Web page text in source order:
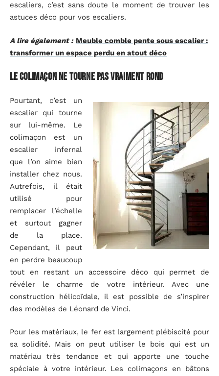
escaliers, c’est sans doute le moment de trouver les
astuces déco pour vos escaliers.
A lire également : Meuble comble pente sous escalier :
transformer un espace perdu en atout déco
Le colimaçon ne tourne pas vraiment rond
Pourtant, c’est un
escalier qui tourne
sur lui-même. Le
colimaçon est un
escalier infernal
que l’on aime bien
installer chez nous.
Autrefois, il était
utilisé pour
remplacer l’échelle
et surtout gagner
de la place.
Cependant, il peut
en perdre beaucoup
tout en restant un accessoire déco qui permet de
révéler le charme de votre intérieur. Avec une
construction hélicoïdale, il est possible de s’inspirer
des modèles de Léonard de Vinci.
Pour les matériaux, le fer est largement plébiscité pour
sa solidité. Mais on peut utiliser le bois qui est un
matériau très tendance et qui apporte une touche
spéciale à votre intérieur. Les colimaçons en bâtons